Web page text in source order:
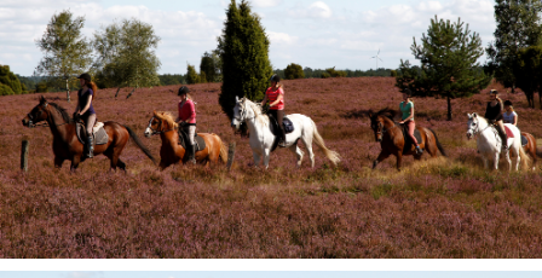
Erleben
Genießen
Rechtliches
Belegungsplan